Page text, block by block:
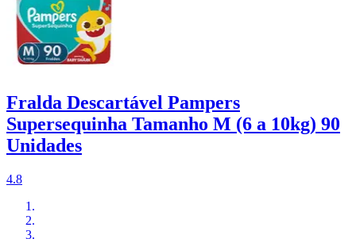
Fralda Descartável Pampers
Supersequinha Tamanho M (6 a 10kg) 90
Unidades
4.8